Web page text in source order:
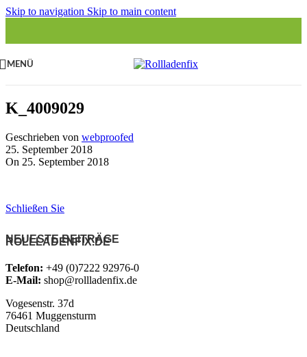
Skip to navigation Skip to main content
MENÜ
K_4009029
Geschrieben von webproofed
25. September 2018
On 25. September 2018
Schließen Sie
NEUESTE BEITRÄGE
ROLLLADENFIX.DE
Telefon: +49 (0)7222 92976-0
E-Mail: shop@rollladenfix.de
Vogesenstr. 37d
76461 Muggensturm
Deutschland